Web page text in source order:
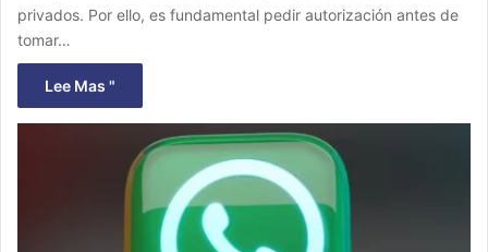
privados. Por ello, es fundamental pedir autorización antes de
tomar…
Lee Mas "